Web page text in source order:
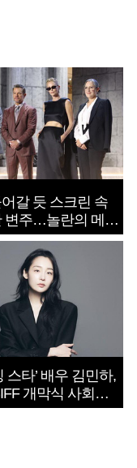
갈 듯 스크린 속
변주…놀란의 메시
쟁 속죄’
스타’ 배우 김민하,
개막식 사회자